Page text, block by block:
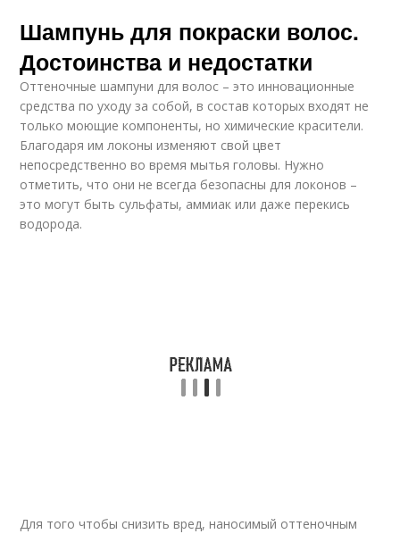
Шампунь для покраски волос.
Достоинства и недостатки
Оттеночные шампуни для волос – это инновационные
средства по уходу за собой, в состав которых входят не
только моющие компоненты, но химические красители.
Благодаря им локоны изменяют свой цвет
непосредственно во время мытья головы. Нужно
отметить, что они не всегда безопасны для локонов –
это могут быть сульфаты, аммиак или даже перекись
водорода.
Для того чтобы снизить вред, наносимый оттеночным